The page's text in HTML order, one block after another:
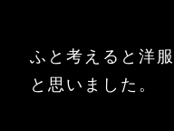
ふと考えると洋
と思いました。